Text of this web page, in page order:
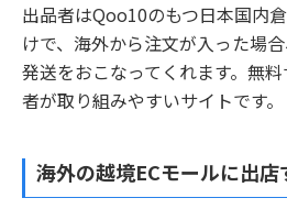
出品者はQoo10のもつ日本国内
けで、海外から注文が入った場
発送をおこなってくれます。無
者が取り組みやすいサイトです。
海外の越境ECモールに出店